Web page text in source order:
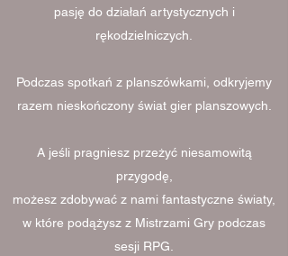
pasję do działań artystycznych i
rękodzielniczych.
Podczas spotkań z planszówkami, odkryjemy
razem nieskończony świat gier planszowych.
A jeśli pragniesz przeżyć niesamowitą
przygodę,
możesz zdobywać z nami fantastyczne światy,
w które podążysz z Mistrzami Gry podczas
sesji RPG.